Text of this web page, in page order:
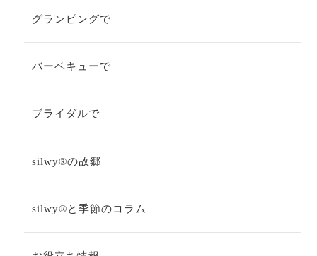
グランピングで
バーベキューで
ブライダルで
silwy®の故郷
silwy®と季節のコラム